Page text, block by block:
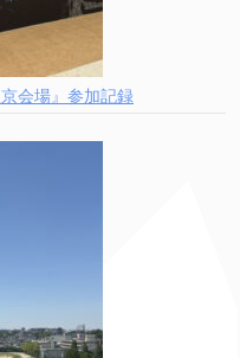
会場』参加記録